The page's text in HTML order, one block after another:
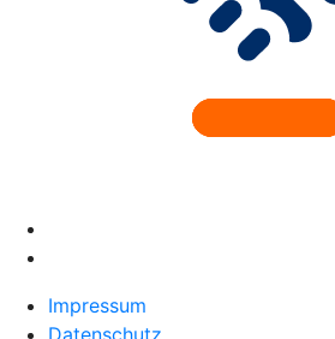
Impressum
Datenschutz